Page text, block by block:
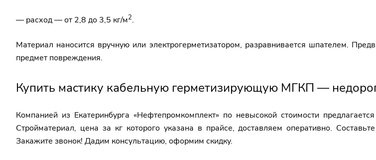
— расход — от 2,8 до 3,5 кг/м2.
Материал наносится вручную или электрогерметизатором, разравнивается шпателем.
предмет повреждения.
Купить мастику кабельную герметизирующую МГКП —
Компанией из Екатеринбурга «Нефтепромкомплект» по невысокой стоимости
Стройматериал, цена за кг которого указана в прайсе, доставляем оперативно.
Закажите звонок! Дадим консультацию, оформим скидку.